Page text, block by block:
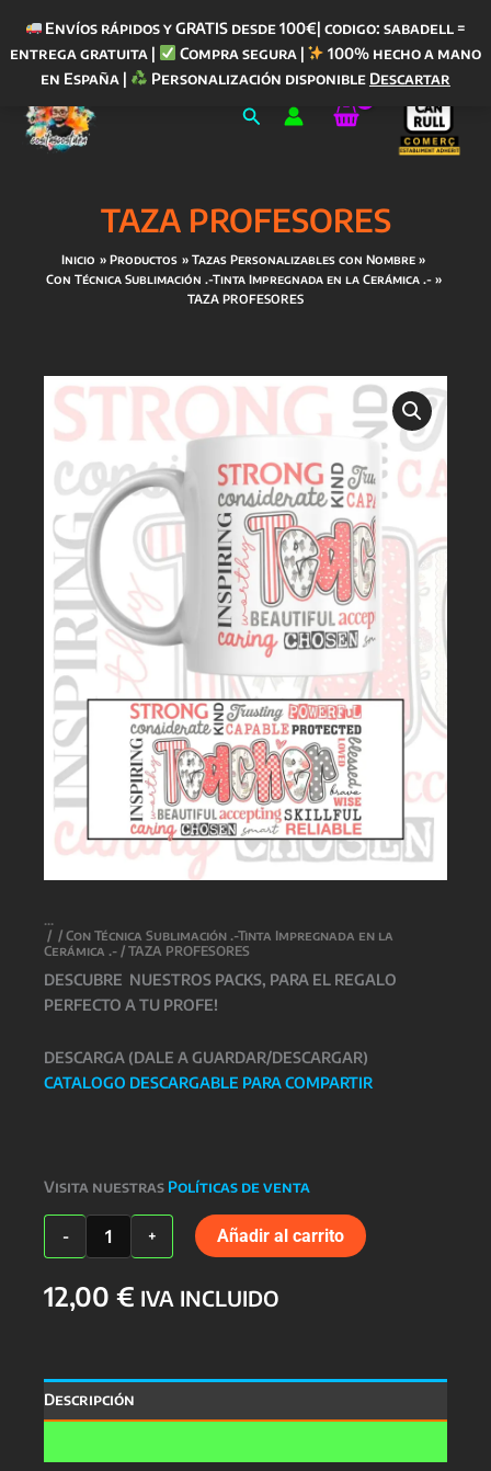
Envíos rápidos y GRATIS desde 100€| codigo: sabadell =
entrega gratuita |
Compra segura |
100% hecho a mano
en España |
Personalización disponible Descartar
contenido
Buscar
TAZA PROFESORES
Inicio Productos
Tazas Personalizables con Nombre
Con Técnica Sublimación .-Tinta Impregnada en la Cerámica .-
TAZA PROFESORES
/ / Con Técnica Sublimación .-Tinta Impregnada en la
Cerámica .- / TAZA PROFESORES
DESCUBRE NUESTROS PACKS, PARA EL REGALO
PERFECTO A TU PROFE!
DESCARGA (DALE A GUARDAR/DESCARGAR)
CATALOGO DESCARGABLE PARA COMPARTIR
Visita nuestras Políticas de venta
-
TAZA
PROFESORES
+ Añadir al carrito
12,00 € IVA INCLUIDO
Descripción